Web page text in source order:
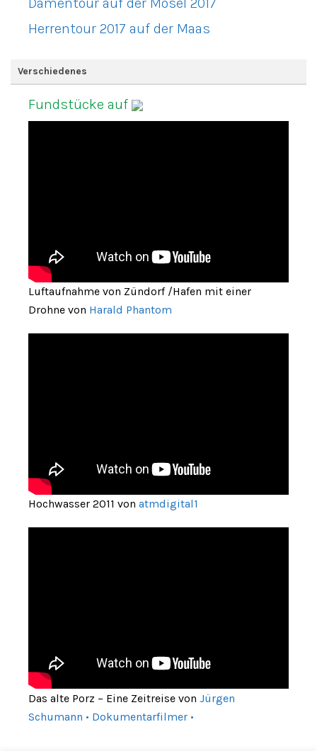
Damentour auf der Mosel 2017
Herrentour 2017 auf der Maas
Verschiedenes
Fundstücke auf
Luftaufnahme von Zündorf /Hafen mit einer
Drohne von Harald Phantom
Hochwasser 2011 von atmdigital1
Das alte Porz – Eine Zeitreise von Jürgen
Schumann • Dokumentarfilmer •